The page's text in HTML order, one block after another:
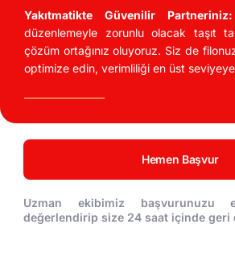
Toptan Akaryakıt
Yakıtmatikte Güvenilir Partneriniz:
düzenlemeyle zorunlu olacak taşıt
çözüm ortağınız oluyoruz. Siz de
optimize edin, verimliliği en üst seviyeye
Hemen Başvur
Uzman ekibimiz başvurunuzu
değerlendirip size 24 saat içinde geri